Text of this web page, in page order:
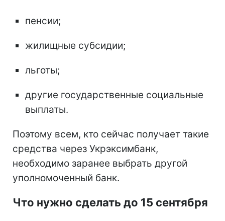
пенсии;
жилищные субсидии;
льготы;
другие государственные социальные
выплаты.
Поэтому всем, кто сейчас получает такие
средства через Укрэксимбанк,
необходимо заранее выбрать другой
уполномоченный банк.
Что нужно сделать до 15 сентября